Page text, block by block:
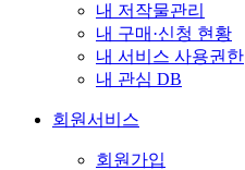
내 저작물관리
내 구매·신청 현황
내 서비스 사용권한
내 관심 DB
회원서비스
회원가입